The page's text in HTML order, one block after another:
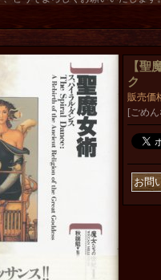
【
ク
販売価
[ごめ